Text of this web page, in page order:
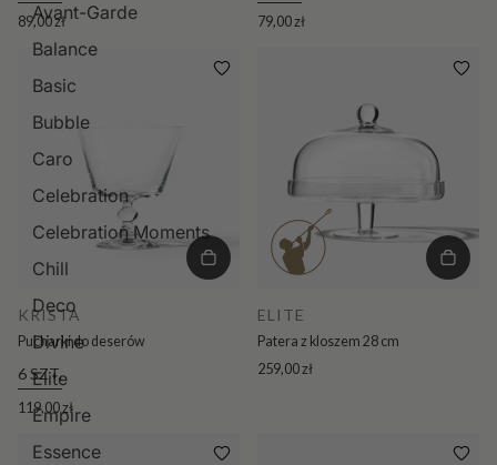
Avant-Garde
Balance
Basic
Bubble
Caro
Celebration
Celebration Moments
Chill
Deco
Divine
Elite
Empire
Essence
89,00 zł 79,00 zł
KRISTA
Pucharki do deserów
6 SZT.
119,00 zł
ELITE
Patera z kloszem 28 cm
259,00 zł